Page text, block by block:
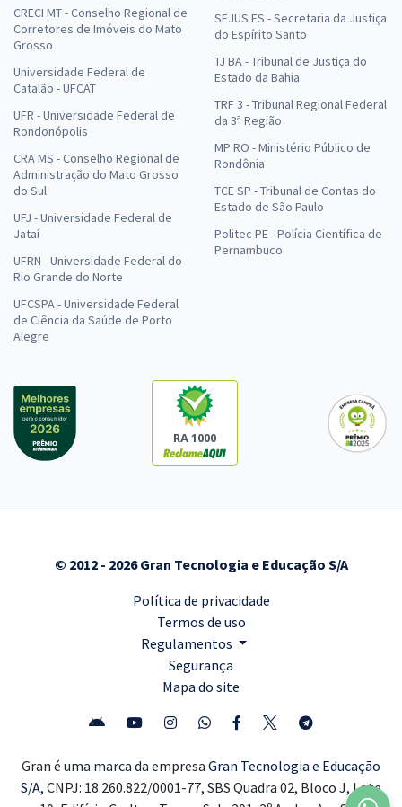
CRECI MT - Conselho Regional de
Corretores de Imóveis do Mato
Grosso
Universidade Federal de
Catalão - UFCAT
UFR - Universidade Federal de
Rondonópolis
CRA MS - Conselho Regional de
Administração do Mato Grosso
do Sul
UFJ - Universidade Federal de
Jataí
UFRN - Universidade Federal do
Rio Grande do Norte
UFCSPA - Universidade Federal
de Ciência da Saúde de Porto
Alegre
SEJUS ES - Secretaria da Justiça
do Espírito Santo
TJ BA - Tribunal de Justiça do
Estado da Bahia
TRF 3 - Tribunal Regional Federal
da 3ª Região
MP RO - Ministério Público de
Rondônia
TCE SP - Tribunal de Contas do
Estado de São Paulo
Politec PE - Polícia Científica de
Pernambuco
RA 1000
© 2012 - 2026 Gran Tecnologia e Educação S/A
Política de privacidade
Termos de uso
Regulamentos
Segurança
Mapa do site
Gran é uma marca da empresa Gran Tecnologia e Educação
S/A, CNPJ: 18.260.822/0001-77, SBS Quadra 02, Bloco J, Lote